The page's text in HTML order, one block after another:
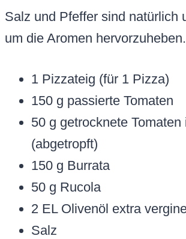
Salz und Pfeffer sind natürlich
um die Aromen hervorzuheben.
1 Pizzateig (für 1 Pizza)
150 g passierte Tomaten
50 g getrocknete Tomaten
(abgetropft)
150 g Burrata
50 g Rucola
2 EL Olivenöl extra
Salz